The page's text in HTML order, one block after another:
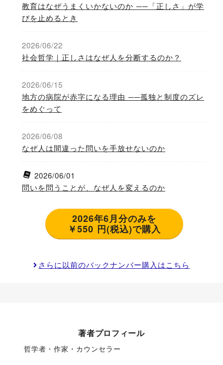
教育はなぜうまくいかないのか ──「正しさ」が学
びを止めるとき
2026/06/22
社会哲学｜正しさはなぜ人を分断するのか？
2026/06/15
地方の病院が赤字になる理由 ──孤独と制度のズレ
をめぐって
2026/06/08
なぜ人は間違った問いを手放せないのか
2026/06/01
問いを問うことが、なぜ人を変えるのか
2026年6月分のみを
￥550 円(税込)で購入
さらに以前のバックナンバー購入はこちら
著者プロフィール
哲学者・作家・カウンセラー